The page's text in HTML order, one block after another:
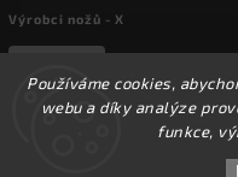
Používáme cookies,
webu a díky analýze
funkce,
☀️Ve dnech 3-14.8 2026
DOVOLENÉ. Eshop
Výrobci nožů - X
kapesni-